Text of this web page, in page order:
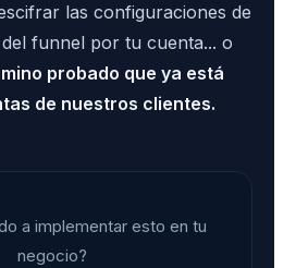
las configuraciones de
funnel por tu cuenta... o
probado que ya está
de nuestros clientes.
a implementar esto en tu
negocio?